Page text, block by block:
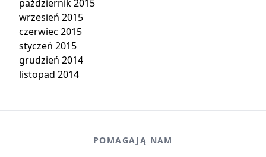
październik 2015
wrzesień 2015
czerwiec 2015
styczeń 2015
grudzień 2014
listopad 2014
POMAGAJĄ NAM